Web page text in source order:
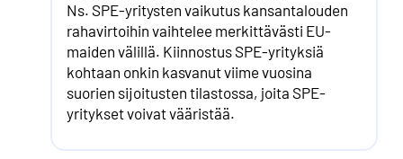
Ns. SPE-yritysten vaikutus kansan­talouden
raha­virtoihin vaihtelee merkittävästi EU-
maiden välillä. Kiinnostus SPE-yrityksiä
kohtaan onkin kasvanut viime vuosina
suorien sijoitusten tilastossa, joita SPE-
yritykset voivat vääristää.